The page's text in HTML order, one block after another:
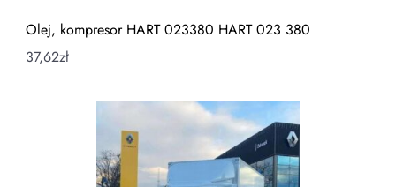
Olej, kompresor HART 023380 HART 023 380
37,62zł